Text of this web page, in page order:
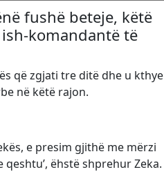
fushë beteje, këtë
komandantë të
që zgjati tre ditë dhe u kthye
në këtë rajon.
e presim gjithë me mërzi
ëhstë shprehur Zeka.